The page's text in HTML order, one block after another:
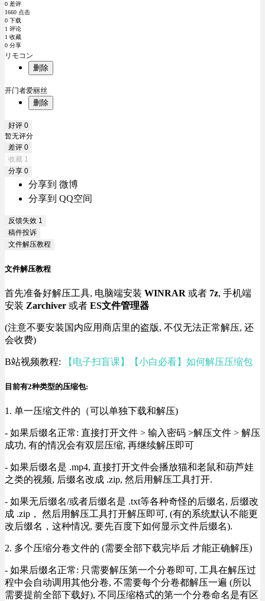
0 差评
1660 点击
0 下载
1 评论
1 收藏
0 分享
リモコン
删除
开门者爱丽丝
删除
好评 0
暂无评分
差评 0
收藏 1
分享 0
分享到 微博
分享到 QQ空间
反馈失效 1
稿件投诉
文件解压教程
文件解压教程
首先准备好解压工具, 电脑端安装 WINRAR 或者 7z, 手机端
安装 Zarchiver 或者 ES文件管理器
(注意不要安装国内应用商店里的盗版, 不仅无法正常解压, 还
会收费)
B站视频教程: 【电子扫盲课】【小白必看】如何解压压缩包
目前有2种类型的压缩包:
1. 单一压缩文件的（可以单独下载和解压)
- 如果后缀名正常: 直接打开文件 > 输入密码 >解压文件 > 解压
成功, 有的情况会有双层压缩, 再继续解压即可
- 如果后缀名是 .mp4, 直接打开文件会播放猫和老鼠和葫芦娃
之类的视频, 后缀名改成 .zip, 然后用解压工具打开.
- 如果无后缀名/或者后缀名是 .txt等各种奇怪的后缀名, 后缀改
成 .zip， 然后用解压工具打开解压即可, (有的系统默认不能更
改后缀名，这种情况, 要先百度下如何显示文件后缀名).
2. 多个压缩分卷文件的 (需要全部下载完毕后 才能正确解压)
- 如果后缀名正常: 只需要解压第一个分卷即可, 工具在解压过
程中会自动调用其他分卷, 不需要每个分卷都解压一遍 (所以
需要提前全部下载好), 不同压缩格式的第一个分卷命名是有区